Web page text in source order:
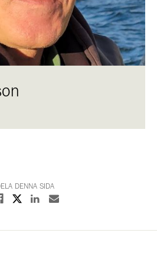
DENNA SIDA
på Facebook
Dela på XDela på Linkedin
Dela med E-post